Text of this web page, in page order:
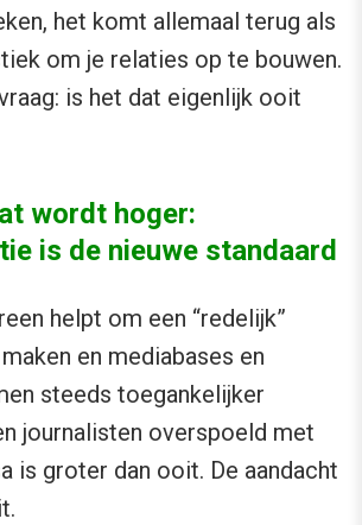
het komt allemaal terug als
om je relaties op te bouwen.
is het dat eigenlijk ooit
wordt hoger:
is de nieuwe standaard
helpt om een “redelijk”
en mediabases en
steeds toegankelijker
journalisten overspoeld met
is groter dan ooit. De aandacht